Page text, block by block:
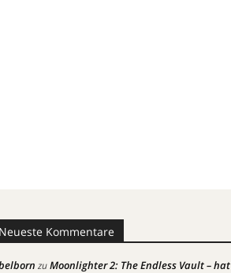
Neueste Kommentare
zuMoonlighter 2: The Endless Vault – hat